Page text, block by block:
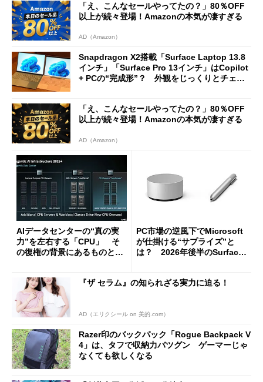
「え、こんなセールやってたの？」80％OFF
以上が続々登場！Amazonの本気が凄すぎる
AD（Amazon）
Snapdragon X2搭載「Surface Laptop 13.8
インチ」「Surface Pro 13インチ」はCopilot
+ PCの“完成形”？ 外観をじっくりとチェッ
「え、こんなセールやってたの？」80％OFF
以上が続々登場！Amazonの本気が凄すぎる
AD（Amazon）
AIデータセンターの“真の実
力”を左右する「CPU」 そ
の復権の背景にあるものと
PC市場の逆風下でMicrosoft
が仕掛ける“サプライズ”と
は？ 2026年後半のSurface
『ザ セラム』の知られざる実力に迫る！
AD（エリクシール on 美的.com）
Razer印のバックパック「Rogue Backpack V
4」は、タフで収納力バツグン ゲーマーじゃ
なくても欲しくなる